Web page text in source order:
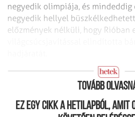
negyedik olimpiája, és mindeddig
negyedik hellyel
előzmények nélküli, hogy Rióban
Akiknek most nem jött össze
Tovább
Ez egy cikk a hetilapból,